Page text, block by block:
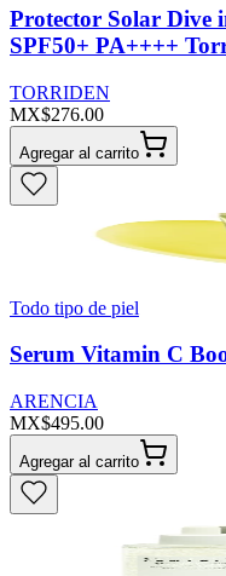
Protector Solar Dive
SPF50+ PA++++
TORRIDEN
MX$276.00
Agregar al carrito
Todo tipo de piel
Serum Vitamin C
ARENCIA
MX$495.00
Agregar al carrito